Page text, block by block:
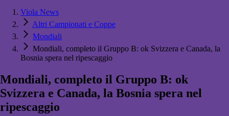
Viola News
Altri Campionati e Coppe
Mondiali
Mondiali, completo il Gruppo B: ok Svizzera e Canada, la
Bosnia spera nel ripescaggio
Mondiali, completo il Gruppo B: ok
Svizzera e Canada, la Bosnia spera nel
ripescaggio